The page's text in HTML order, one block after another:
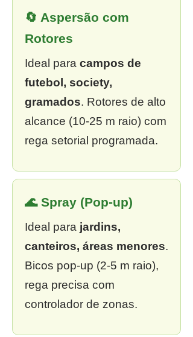
🔄 Aspersão com
Rotores
Ideal para campos de
futebol, society,
gramados. Rotores de alto
alcance (10-25 m raio) com
rega setorial programada.
🌊 Spray (Pop-up)
Ideal para jardins,
canteiros, áreas menores.
Bicos pop-up (2-5 m raio),
rega precisa com
controlador de zonas.